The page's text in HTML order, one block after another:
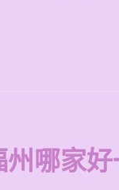
哪家